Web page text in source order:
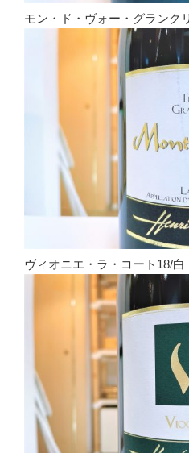
モン・ド・ヴォー・グランク
ヴィオニエ・ラ・コート18/白